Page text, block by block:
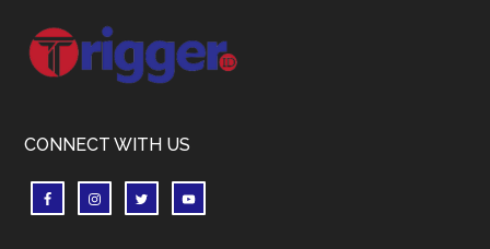
Footer
CONNECT WITH US